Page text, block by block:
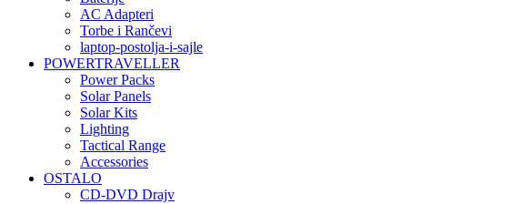
AC Adapteri
Torbe i Rančevi
laptop-postolja-i-sajle
POWERTRAVELLER
Power Packs
Solar Panels
Solar Kits
Lighting
Tactical Range
Accessories
OSTALO
CD-DVD Drajv